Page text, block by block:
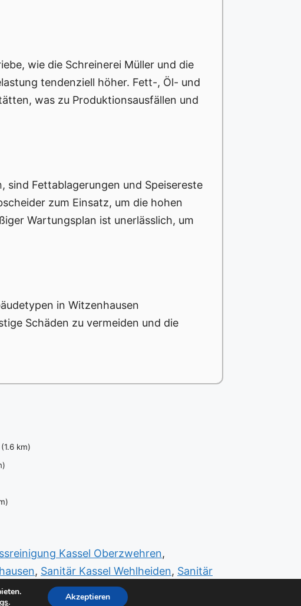
wie die Schreinerei Müller und die
tendenziell höher. Fett-, Öl- und
was zu Produktionsausfällen und
sind Fettablagerungen und Speisereste
zum Einsatz, um die hohen
Wartungsplan ist unerlässlich, um
in Witzenhausen
Schäden zu vermeiden und die
(1.6 km)
Kassel Oberzwehren,
, Sanitär Kassel Wehlheiden, Sanitär
. Akzeptieren